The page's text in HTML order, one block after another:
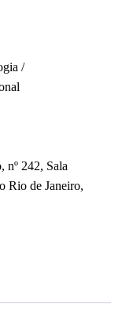
/
nº 242, Sala
Rio de Janeiro,